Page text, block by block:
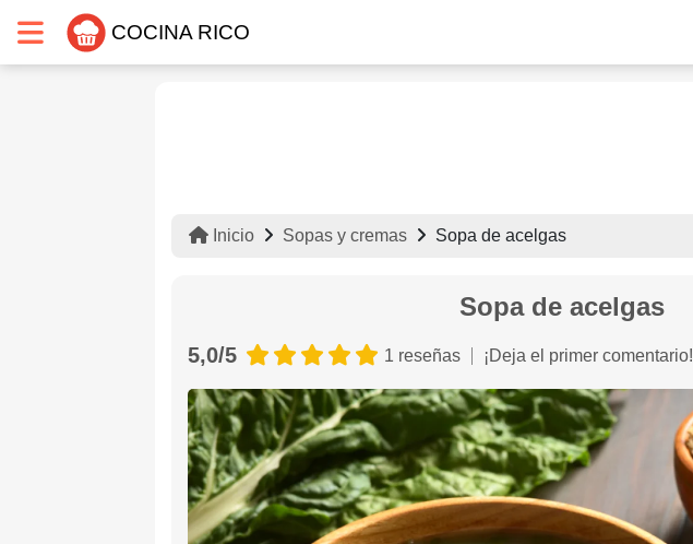
COCINA RICO
Inicio Sopas y cremas Sopa de acelgas
Sopa de acelgas
5,0/5 1 reseñas ¡Deja el primer comentario!